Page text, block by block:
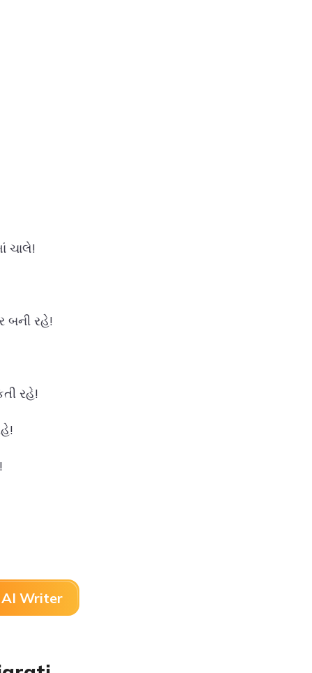
ચાલે!
બની રહે!
રહે!
AI Writer